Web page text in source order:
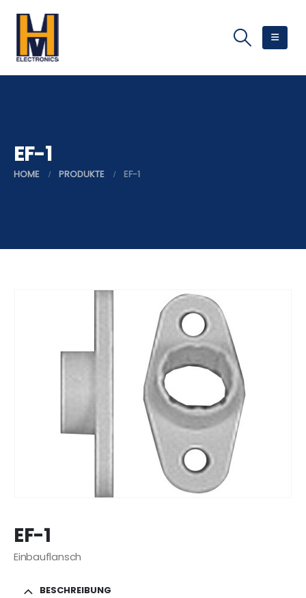
EF-1
HOME PRODUKTE EF-1
EF-1
Einbauflansch
BESCHREIBUNG